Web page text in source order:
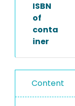
ISBN
of
conta
iner
Content